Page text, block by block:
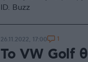
ID. Buzz
Το VW Golf
26.11.2022, 17:00 1